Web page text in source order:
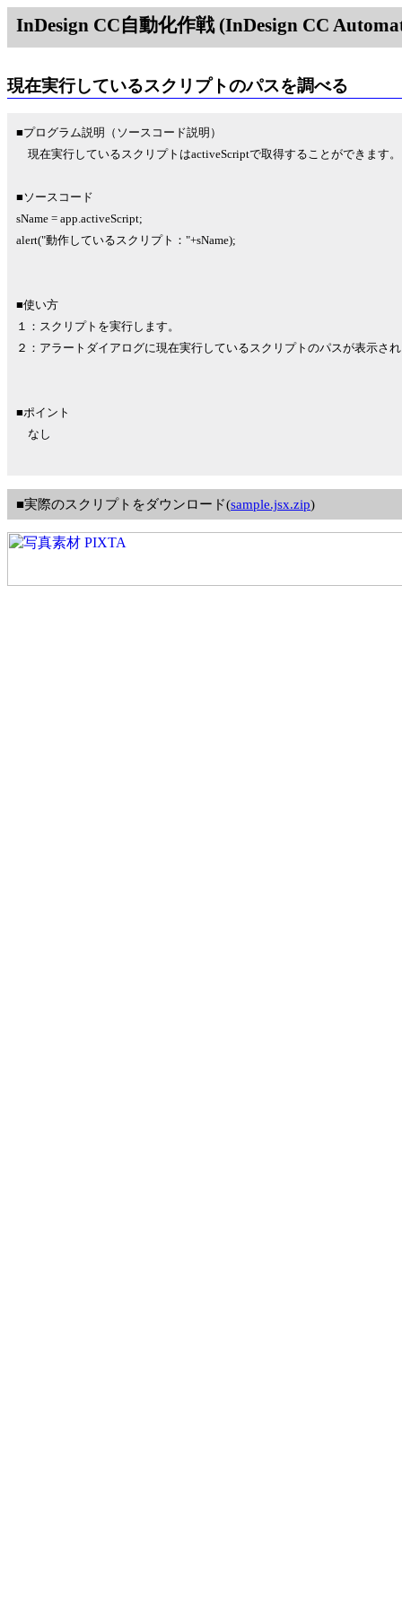
InDesign CC自動化作戦 (InDesign CC
現在実行しているスクリプトのパスを調べる
■プログラム説明（ソースコード説明）
現在実行しているスクリプトはactiveScriptで取得することができます。
■ソースコード
sName = app.activeScript;
alert("動作しているスクリプト："+sName);
■使い方
１：スクリプトを実行します。
２：アラートダイアログに現在実行しているスクリプトのパスが表示さ
■ポイント
なし
■実際のスクリプトをダウンロード(sample.jsx.zip)